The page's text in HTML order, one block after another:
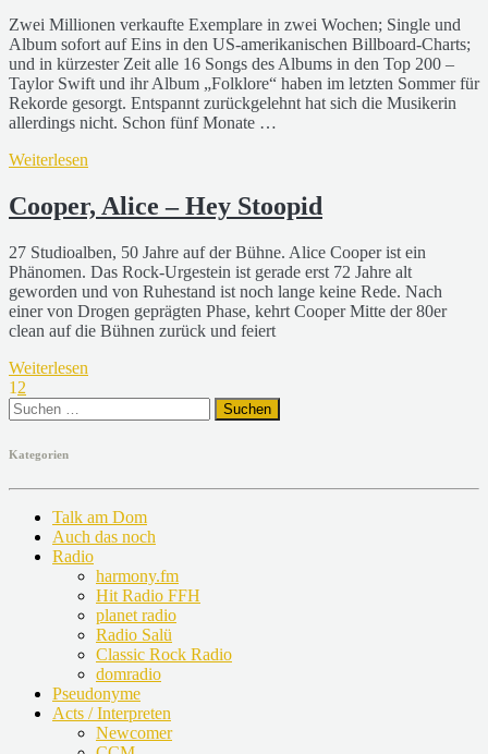
Zwei Millionen verkaufte Exemplare in zwei Wochen; Single und
Album sofort auf Eins in den US-amerikanischen Billboard-Charts;
und in kürzester Zeit alle 16 Songs des Albums in den Top 200 –
Taylor Swift und ihr Album „Folklore“ haben im letzten Sommer für
Rekorde gesorgt. Entspannt zurückgelehnt hat sich die Musikerin
allerdings nicht. Schon fünf Monate …
Weiterlesen
Cooper, Alice – Hey Stoopid
27 Studioalben, 50 Jahre auf der Bühne. Alice Cooper ist ein
Phänomen. Das Rock-Urgestein ist gerade erst 72 Jahre alt
geworden und von Ruhestand ist noch lange keine Rede. Nach
einer von Drogen geprägten Phase, kehrt Cooper Mitte der 80er
clean auf die Bühnen zurück und feiert
Weiterlesen
1 2
Suchen
nach:
Kategorien
Talk am Dom
Auch das noch
Radio
harmony.fm
Hit Radio FFH
planet radio
Radio Salü
Classic Rock Radio
domradio
Pseudonyme
Acts / Interpreten
Newcomer